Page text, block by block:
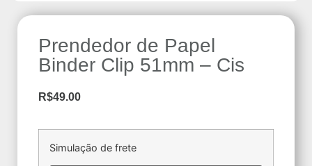
Prendedor de Papel
Binder Clip 51mm – Cis
R$49.00
Simulação de frete